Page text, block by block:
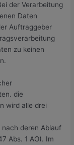
der Verarbeitung
Daten
Auftraggeber
zu keinen
die
wird alle drei
deren Ablauf
Abs. 1 AO). Im